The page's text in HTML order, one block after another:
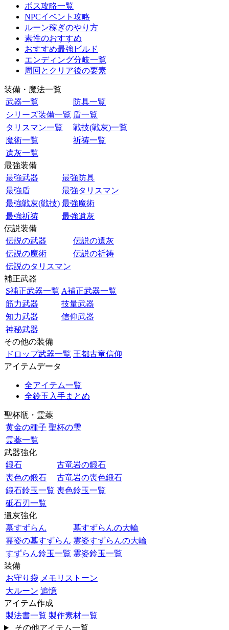
ボス攻略一覧
NPCイベント攻略
ルーン稼ぎのやり方
素性のおすすめ
おすすめ最強ビルド
エンディング分岐一覧
周回とクリア後の要素
装備・魔法一覧
武器一覧
防具一覧
シリーズ装備一覧 盾一覧
タリスマン一覧
戦技(戦灰)一覧
魔術一覧
祈祷一覧
遺灰一覧
最強装備
最強武器
最強防具
最強盾
最強タリスマン
最強戦灰(戦技) 最強魔術
最強祈祷
最強遺灰
伝説装備
伝説の武器
伝説の遺灰
伝説の魔術
伝説の祈祷
伝説のタリスマン
補正武器
S補正武器一覧 A補正武器一覧
筋力武器
技量武器
知力武器
信仰武器
神秘武器
その他の装備
ドロップ武器一覧 王都古竜信仰
アイテムデータ
全アイテム一覧
全鈴玉入手まとめ
聖杯瓶・霊薬
黄金の種子 聖杯の雫
霊薬一覧
武器強化
鍛石
古竜岩の鍛石
喪色の鍛石
古竜岩の喪色鍛石
鍛石鈴玉一覧 喪色鈴玉一覧
砥石刃一覧
遺灰強化
墓すずらん
墓すずらんの大輪
霊姿の墓すずらん 霊姿すずらんの大輪
すずらん鈴玉一覧 霊姿鈴玉一覧
装備
お守り袋 メモリストーン
大ルーン 追憶
アイテム作成
製法書一覧 製作素材一覧
その他アイテム一覧